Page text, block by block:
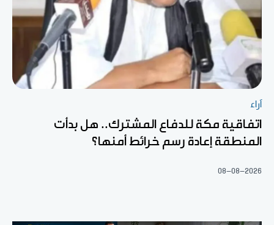
آراء
اتفاقية مكة للدفاع المشترك.. هل بدأت
المنطقة إعادة رسم خرائط أمنها؟
08-08-2026